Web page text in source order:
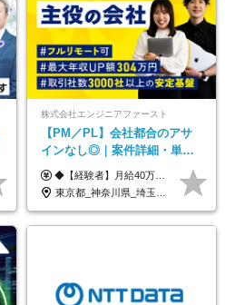
株式会社エンジニアファースト
【PM／PL】会社都合のアサ
インなし◎｜案件詳細・単
価・給与テーブル全公開！働
き方も年収も自分で選べる！
◆【経験者】月給40万円～120万円(固定残業代含む)+各種手当 ※月30時間（76,000円～）の固定残業代を含みます。 ※上記を超える時間外労働分は追加で支給。 ※6ヶ月の試用期間あり（条件に変動なし） ・年収平均176万円アップ ・前職給与を保証 ◆単価連動性×還元率84％～100％で収入の大幅UPが可能 ・案件単価が月50万円の場合：年収417万円 ・案件単価が月70万円の場合：年収584万円 ・案件単価が月100万円の場合：年収834万円
東京都_神奈川県_埼玉県_千葉県_大阪府_愛知県_北海道_青森県_岩手県_宮城県_秋田県_山形県_福島県_茨城県_栃木県_群馬県_新潟県_山梨県_長野県_富山県_石川県_福井県_静岡県_岐阜県_三重県_兵庫県_京都府_滋賀県_奈良県_和歌山県_広島県_岡山県_鳥取県_島根県_山口県_徳島県_香川県_愛媛県_高知県_福岡県_熊本県_佐賀県_長崎県_大分県_宮崎県_鹿児島県_沖縄県